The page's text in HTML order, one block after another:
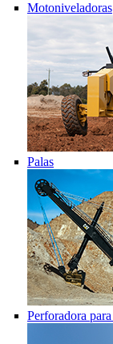
Motoniveladoras
Palas
Perforadora